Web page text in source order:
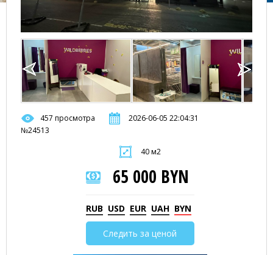
457 просмотра
2026-06-05 22:04:31
№24513
40 м2
65 000 BYN
RUB USD EUR UAH BYN
Следить за ценой